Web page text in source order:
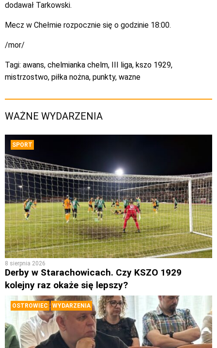
dodawał Tarkowski.
Mecz w Chełmie rozpocznie się o godzinie 18:00.
/mor/
Tagi: awans, chelmianka chelm, III liga, kszo 1929,
mistrzostwo, piłka nożna, punkty, wazne
WAŻNE WYDARZENIA
SPORT
8 sierpnia 2026
Derby w Starachowicach. Czy KSZO 1929
kolejny raz okaże się lepszy?
OSTROWIEC WYDARZENIA